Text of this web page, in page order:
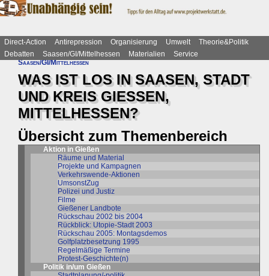
Direct-Action Antirepression Organisierung Umwelt
Theorie&Politik
Debatten
Saasen/GI/Mittelhessen Materialien
Service
Saasen/GI/Mittelhessen
WAS IST LOS IN SAASEN, STADT
UND KREIS GIESSEN,
MITTELHESSEN?
Übersicht zum Themenbereich
Aktion in Gießen
Räume und Material
Projekte und Kampagnen
Verkehrswende-Aktionen
UmsonstZug
Polizei und Justiz
Filme
Gießener Landbote
Rückschau 2002 bis 2004
Rückblick: Utopie-Stadt 2003
Rückschau 2005: Montagsdemos
Golfplatzbesetzung 1995
Regelmäßige Termine
Protest-Geschichte(n)
Politik in/um Gießen